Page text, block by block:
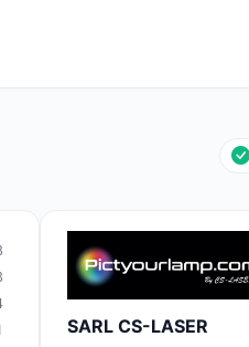
SARL CS-LASER